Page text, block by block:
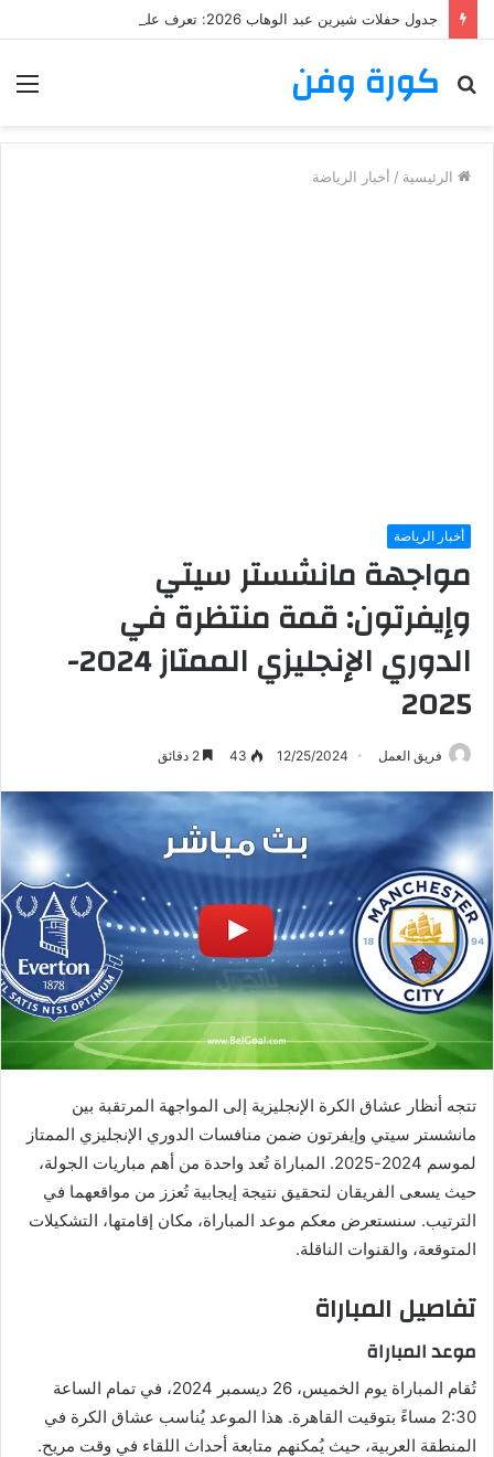
كورة وفن
بحث
الرئيسية / أخبار الرياضة
أخبار الرياضة
مواجهة مانشستر سيتي
وإيفرتون: قمة منتظرة في
الدوري الإنجليزي الممتاز 2024-
2025
فريق العمل 12/25/2024
43
تتجه أنظار عشاق الكرة الإنجليزية إلى المواجهة المرتقبة بين
مانشستر سيتي وإيفرتون ضمن منافسات الدوري الإنجليزي الممتاز
لموسم 2024-2025. المباراة تُعد واحدة من أهم مباريات الجولة،
حيث يسعى الفريقان لتحقيق نتيجة إيجابية تُعزز من مواقعهما في
الترتيب. سنستعرض معكم موعد المباراة، مكان إقامتها، التشكيلات
المتوقعة، والقنوات الناقلة.
تفاصيل المباراة
موعد المباراة
تُقام المباراة يوم الخميس، 26 ديسمبر 2024، في تمام الساعة
2:30 مساءً بتوقيت القاهرة. هذا الموعد يُناسب عشاق الكرة في
المنطقة العربية، حيث يُمكنهم متابعة أحداث اللقاء في وقت مريح.